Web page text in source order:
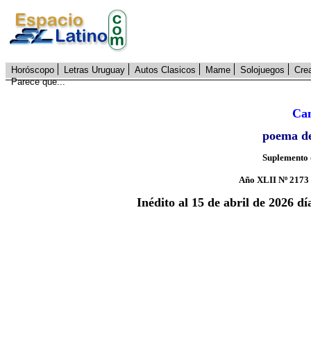
Horóscopo Letras Uruguay Autos Clasicos Mame Solojuegos
Parece que...
poema
Año XLII Nº
Inédito al 15 de abril de 2026